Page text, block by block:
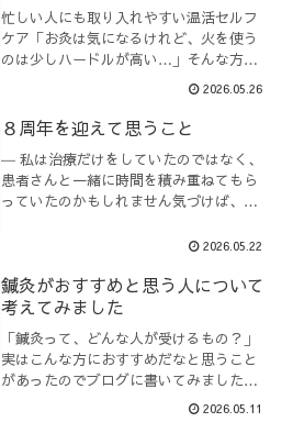
忙しい人にも取り入れやすい温活セルフ
ケア「お灸は気になるけれど、火を使う
のは少しハードルが高い…」そんな方に
も使いやすいのが、せんねん灸太陽で
ルのように貼るだけでじんわりと温かさ
2026.05.26
８周年を迎えて思うこと
― 私は治療だけをしていたのではなく、
患者さんと一緒に時間を積み重ねてもら
っていたのかもしれません気づけば、は
きました。いつも本当にありがとうござ
言葉を書いている気が...
2026.05.22
鍼灸がおすすめと思う人について
考えてみました
「鍼灸って、どんな人が受けるもの？」
実はこんな方におすすめだなと思うこと
があったのでブログに書いてみました。
先日も患者さんから「鍼灸って、肩こり
2026.05.11